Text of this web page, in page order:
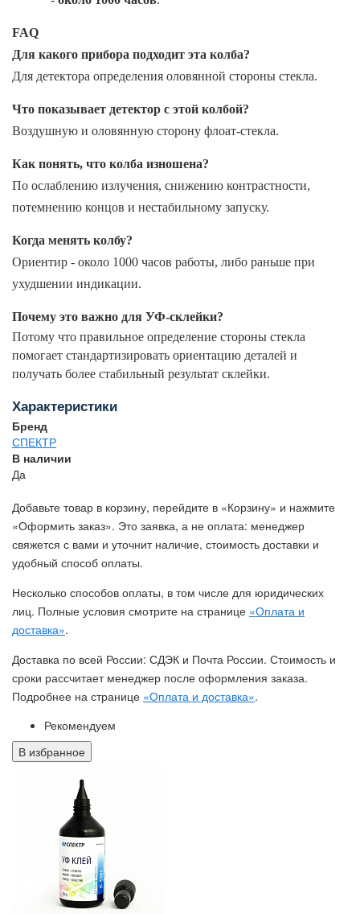
FAQ
Для какого прибора подходит эта колба?
Для детектора определения оловянной стороны стекла.
Что показывает детектор с этой колбой?
Воздушную и оловянную сторону флоат-стекла.
Как понять, что колба изношена?
По ослаблению излучения, снижению контрастности,
потемнению концов и нестабильному запуску.
Когда менять колбу?
Ориентир - около 1000 часов работы, либо раньше при
ухудшении индикации.
Почему это важно для УФ-склейки?
Потому что правильное определение стороны стекла
помогает стандартизировать ориентацию деталей и
получать более стабильный результат склейки.
Характеристики
Бренд
СПЕКТР
В наличии
Да
Добавьте товар в корзину, перейдите в «Корзину» и нажмите
«Оформить заказ». Это заявка, а не оплата: менеджер
свяжется с вами и уточнит наличие, стоимость доставки и
удобный способ оплаты.
Несколько способов оплаты, в том числе для юридических
лиц. Полные условия смотрите на странице «Оплата и
доставка».
Доставка по всей России: СДЭК и Почта России. Стоимость и
сроки рассчитает менеджер после оформления заказа.
Подробнее на странице «Оплата и доставка».
Рекомендуем
В избранное